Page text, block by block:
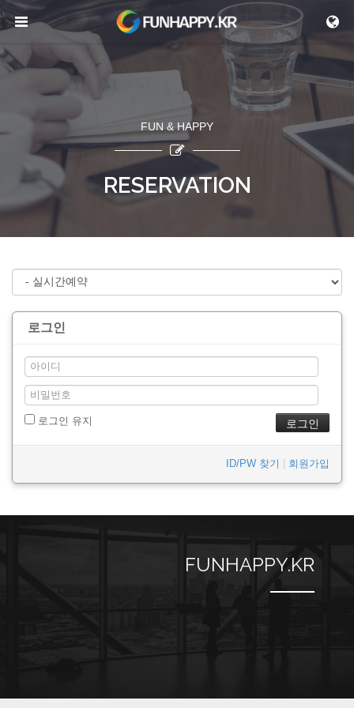
FUN & HAPPY
RESERVATION
로그인
로그인 유지
ID/PW 찾기 회원가입
FUNHAPPY.KR